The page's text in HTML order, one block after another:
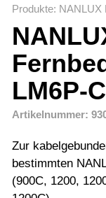
Produkte: NANLUX
LM6P-
Artikelnummer:
Zur
bestimmten
(900C, 1200,